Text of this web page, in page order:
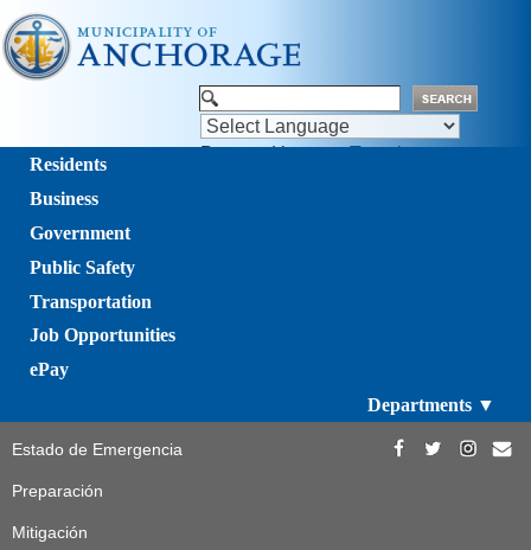
Powered by Translate
Residents
Business
Government
Public Safety
Transportation
Job Opportunities
ePay
Departments ▼
Estado de Emergencia
Preparación
Mitigación